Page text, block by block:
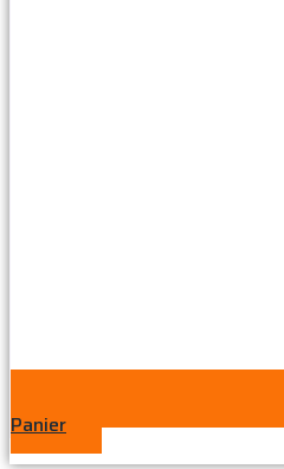
Panier